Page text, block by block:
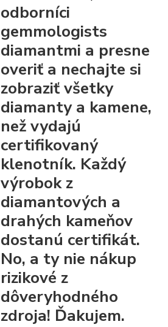
odborníci
gemmologists
diamantmi a presne
overiť a nechajte si
zobraziť všetky
diamanty a kamene,
než vydajú
certifikovaný
klenotník. Každý
výrobok z
diamantových a
drahých kameňov
dostanú certifikát.
No, a ty nie nákup
rizikové z
dôveryhodného
zdroja! Ďakujem.